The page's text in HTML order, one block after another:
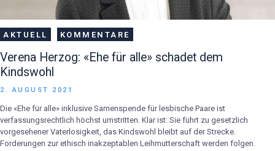
AKTUELL KOMMENTARE
Verena Herzog: «Ehe für alle» schadet dem
Kindswohl
2. AUGUST 2021
Die «Ehe für alle» inklusive Samenspende für lesbische Paare ist
verfassungsrechtlich höchst umstritten. Klar ist: Sie führt zu gesetzlich
vorgesehener Vaterlosigkeit, das Kindswohl bleibt auf der Strecke.
Forderungen zur ethisch inakzeptablen Leihmutterschaft werden folgen.